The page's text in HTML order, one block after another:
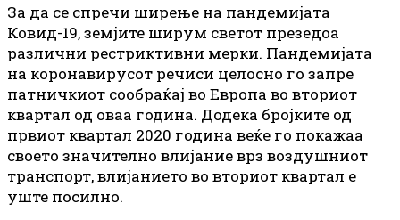
За да се спречи ширење на пандемијата
Ковид-19, земјите ширум светот презедоа
различни рестриктивни мерки. Пандемијата
на коронавирусот речиси целосно го запре
патничкиот сообраќај во Европа во вториот
квартал од оваа година. Додека бројките од
првиот квартал 2020 година веќе го покажаа
своето значително влијание врз воздушниот
транспорт, влијанието во вториот квартал е
уште посилно.